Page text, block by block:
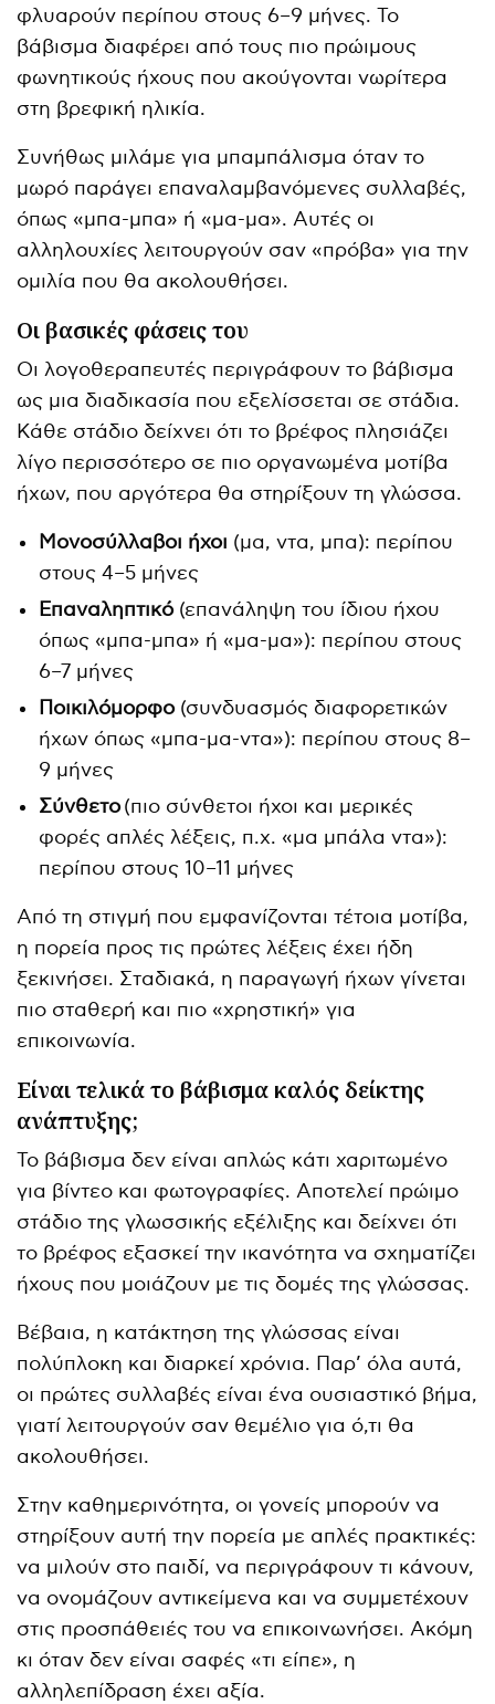
φλυαρούν περίπου στους 6–9 μήνες. Το
βάβισμα διαφέρει από τους πιο πρώιμους
φωνητικούς ήχους που ακούγονται νωρίτερα
στη βρεφική ηλικία.
Συνήθως μιλάμε για μπαμπάλισμα όταν το
μωρό παράγει επαναλαμβανόμενες συλλαβές,
όπως «μπα-μπα» ή «μα-μα». Αυτές οι
αλληλουχίες λειτουργούν σαν «πρόβα» για την
ομιλία που θα ακολουθήσει.
Οι βασικές φάσεις του
Οι λογοθεραπευτές περιγράφουν το βάβισμα
ως μια διαδικασία που εξελίσσεται σε στάδια.
Κάθε στάδιο δείχνει ότι το βρέφος πλησιάζει
λίγο περισσότερο σε πιο οργανωμένα μοτίβα
ήχων, που αργότερα θα στηρίξουν τη γλώσσα.
Μονοσύλλαβοι ήχοι (μα, ντα, μπα): περίπου
στους 4–5 μήνες
Επαναληπτικό (επανάληψη του ίδιου ήχου
όπως «μπα-μπα» ή «μα-μα»): περίπου στους
6–7 μήνες
Ποικιλόμορφο (συνδυασμός διαφορετικών
ήχων όπως «μπα-μα-ντα»): περίπου στους 8–
9 μήνες
Σύνθετο(πιο σύνθετοι ήχοι και μερικές
φορές απλές λέξεις, π.χ. «μα μπάλα ντα»):
περίπου στους 10–11 μήνες
Από τη στιγμή που εμφανίζονται τέτοια μοτίβα,
η πορεία προς τις πρώτες λέξεις έχει ήδη
ξεκινήσει. Σταδιακά, η παραγωγή ήχων γίνεται
πιο σταθερή και πιο «χρηστική» για
επικοινωνία.
Είναι τελικά το βάβισμα καλός δείκτης
ανάπτυξης;
Το βάβισμα δεν είναι απλώς κάτι χαριτωμένο
για βίντεο και φωτογραφίες. Αποτελεί πρώιμο
στάδιο της γλωσσικής εξέλιξης και δείχνει ότι
το βρέφος εξασκεί την ικανότητα να σχηματίζει
ήχους που μοιάζουν με τις δομές της γλώσσας.
Βέβαια, η κατάκτηση της γλώσσας είναι
πολύπλοκη και διαρκεί χρόνια. Παρ’ όλα αυτά,
οι πρώτες συλλαβές είναι ένα ουσιαστικό βήμα,
γιατί λειτουργούν σαν θεμέλιο για ό,τι θα
ακολουθήσει.
Στην καθημερινότητα, οι γονείς μπορούν να
στηρίξουν αυτή την πορεία με απλές πρακτικές:
να μιλούν στο παιδί, να περιγράφουν τι κάνουν,
να ονομάζουν αντικείμενα και να συμμετέχουν
στις προσπάθειές του να επικοινωνήσει. Ακόμη
κι όταν δεν είναι σαφές «τι είπε», η
αλληλεπίδραση έχει αξία.